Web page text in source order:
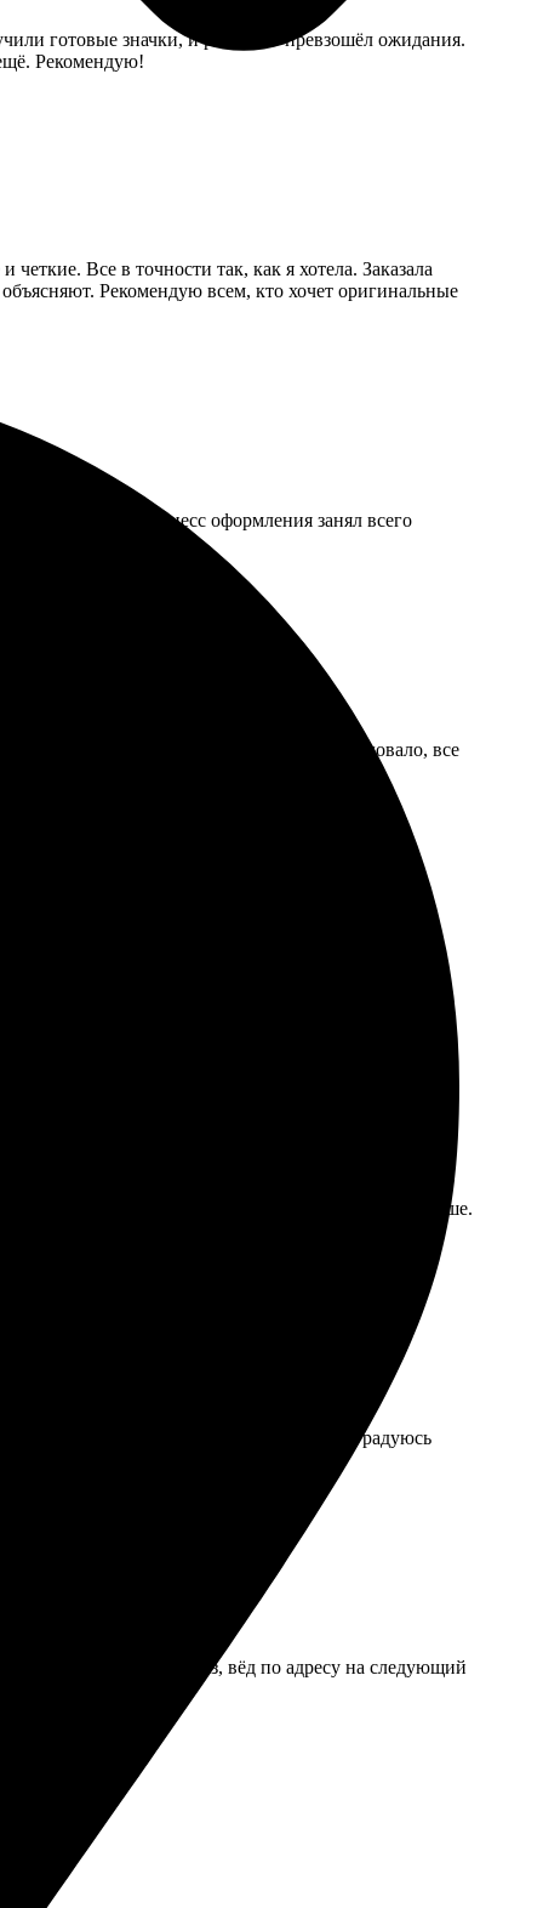
готовые значки, и результат превзошёл ожидания.
Рекомендую!
Все в точности так, как я хотела. Заказала
Рекомендую всем, кто хочет оригинальные
сайта. Процесс оформления занял всего
быстро. Качество значков порадовало, все
яркие. Процесс оформления прост и интуитивен.
Ожидала неделю, но готовые значки пришли раньше.
дней получил качественные значки, радуюсь
Быстро обработали заказ, вёд по адресу на следующий